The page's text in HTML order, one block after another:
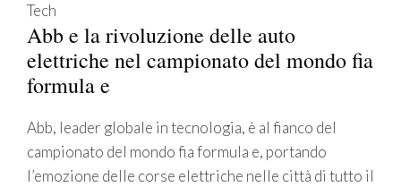
Tech
Abb e la rivoluzione delle auto
elettriche nel campionato del mondo fia
formula e
Abb, leader globale in tecnologia, è al fianco del
campionato del mondo fia formula e, portando
l’emozione delle corse elettriche nelle città di tutto il